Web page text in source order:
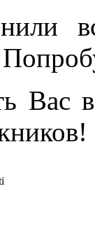
Вас